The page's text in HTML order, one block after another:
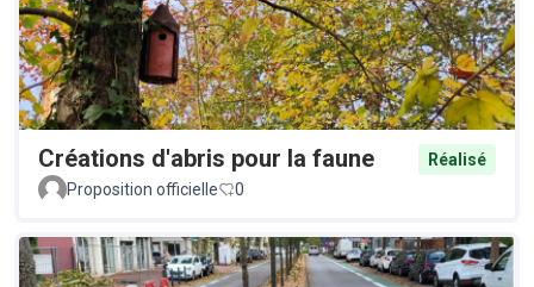
Créations d'abris pour la faune
Réalisé
Proposition officielle
0